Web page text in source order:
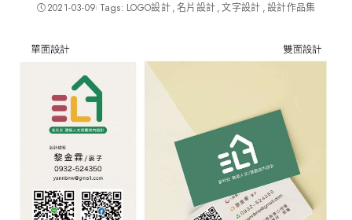
2021-03-09 Tags: LOGO設計 名片設計 文字設計 設計作品集